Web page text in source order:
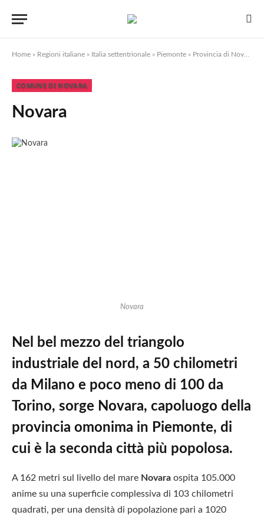
Home » Regioni italiane » Italia settentrionale » Piemonte » Provincia di Novara
COMUNE DI NOVARA
Novara
Novara
Nel bel mezzo del triangolo
industriale del nord, a 50 chilometri
da Milano e poco meno di 100 da
Torino, sorge Novara, capoluogo della
provincia omonima in Piemonte, di
cui è la seconda città più popolosa.
A 162 metri sul livello del mare Novara ospita 105.000
anime su una superficie complessiva di 103 chilometri
quadrati, per una densità di popolazione pari a 1020